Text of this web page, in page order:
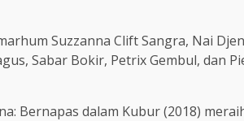
Suzzanna Clift Sangra, Nai
Sabar Bokir, Petrix Gembul, dan
Bernapas dalam Kubur (2018)